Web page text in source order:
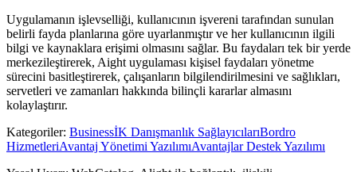
Uygulamanın işlevselliği, kullanıcının işvereni tarafından sunulan
belirli fayda planlarına göre uyarlanmıştır ve her kullanıcının ilgili
bilgi ve kaynaklara erişimi olmasını sağlar. Bu faydaları tek bir yerde
merkezileştirerek, Aight uygulaması kişisel faydaları yönetme
sürecini basitleştirerek, çalışanların bilgilendirilmesini ve sağlıkları,
servetleri ve zamanları hakkında bilinçli kararlar almasını
kolaylaştırır.
Kategoriler: BusinessİK Danışmanlık SağlayıcılarıBordro
HizmetleriAvantaj Yönetimi YazılımıAvantajlar Destek Yazılımı